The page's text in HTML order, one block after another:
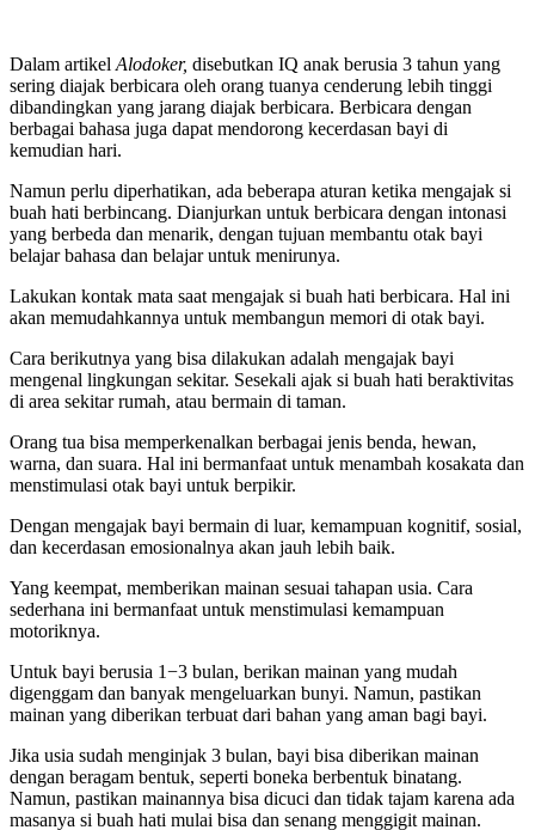
Dalam artikel Alodoker, disebutkan IQ anak berusia 3 tahun yang
sering diajak berbicara oleh orang tuanya cenderung lebih tinggi
dibandingkan yang jarang diajak berbicara. Berbicara dengan
berbagai bahasa juga dapat mendorong kecerdasan bayi di
kemudian hari.
Namun perlu diperhatikan, ada beberapa aturan ketika mengajak si
buah hati berbincang. Dianjurkan untuk berbicara dengan intonasi
yang berbeda dan menarik, dengan tujuan membantu otak bayi
belajar bahasa dan belajar untuk menirunya.
Lakukan kontak mata saat mengajak si buah hati berbicara. Hal ini
akan memudahkannya untuk membangun memori di otak bayi.
Cara berikutnya yang bisa dilakukan adalah mengajak bayi
mengenal lingkungan sekitar. Sesekali ajak si buah hati beraktivitas
di area sekitar rumah, atau bermain di taman.
Orang tua bisa memperkenalkan berbagai jenis benda, hewan,
warna, dan suara. Hal ini bermanfaat untuk menambah kosakata dan
menstimulasi otak bayi untuk berpikir.
Dengan mengajak bayi bermain di luar, kemampuan kognitif, sosial,
dan kecerdasan emosionalnya akan jauh lebih baik.
Yang keempat, memberikan mainan sesuai tahapan usia. Cara
sederhana ini bermanfaat untuk menstimulasi kemampuan
motoriknya.
Untuk bayi berusia 1−3 bulan, berikan mainan yang mudah
digenggam dan banyak mengeluarkan bunyi. Namun, pastikan
mainan yang diberikan terbuat dari bahan yang aman bagi bayi.
Jika usia sudah menginjak 3 bulan, bayi bisa diberikan mainan
dengan beragam bentuk, seperti boneka berbentuk binatang.
Namun, pastikan mainannya bisa dicuci dan tidak tajam karena ada
masanya si buah hati mulai bisa dan senang menggigit mainan.